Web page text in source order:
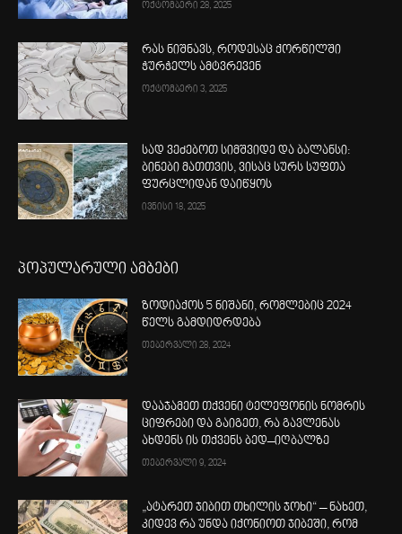
ოქტომბერი 28, 2025
რას ნიშნავს, როდესაც ქორწილში
ჭურჭელს ამტვრევენ
ოქტომბერი 3, 2025
სად ვეძებოთ სიმშვიდე და ბალანსი:
ბინები მათთვის, ვისაც სურს სუფთა
ფურცლიდან დაიწყოს
ივნისი 18, 2025
პოპულარული ამბები
ზოდიაქოს 5 ნიშანი, რომლებიც 2024
წელს გამდიდრდება
თებერვალი 28, 2024
დააჯამეთ თქვენი ტელეფონის ნომრის
ციფრები და გაიგეთ, რა გავლენას
ახდენს ის თქვენს ბედ–იღბალზე
თებერვალი 9, 2024
„ატარეთ ჯიბით თხილის ჯოხი“ – ნახეთ,
კიდევ რა უნდა იქონიოთ ჯიბეში, რომ